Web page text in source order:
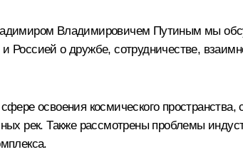
Владимировичем Путиным мы
Россией о дружбе, сотрудничестве,
освоения космического пространства,
рек. Также рассмотрены проблемы